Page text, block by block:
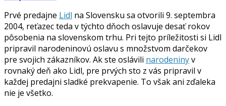
Prvé predajne Lidl na Slovensku sa otvorili 9. septembra
2004, reťazec teda v týchto dňoch oslavuje desať rokov
pôsobenia na slovenskom trhu. Pri tejto príležitosti si Lidl
pripravil narodeninovú oslavu s množstvom darčekov
pre svojich zákazníkov. Ak ste oslávili narodeninyv
rovnaký deň ako Lidl, pre prvých sto z vás pripravil v
každej predajni sladké prekvapenie. To však ani zďaleka
nie je všetko.